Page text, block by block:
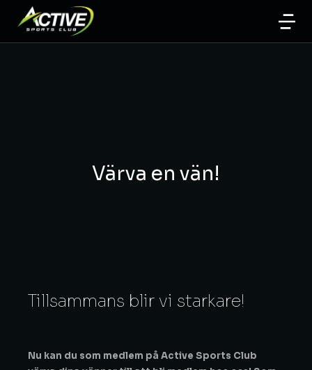
Värva en vän!
Tillsammans blir vi starkare!
Nu kan du som medlem på Active Sports Club